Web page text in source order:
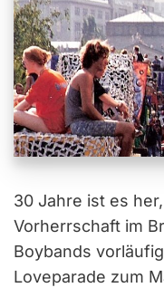
30 Jahre ist es
Vorherrschaft im
Boybands
Loveparade zum